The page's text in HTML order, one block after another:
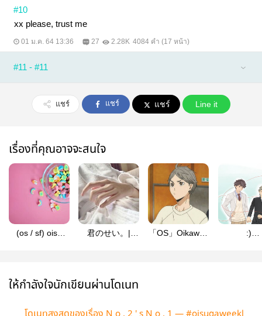
#10
xx please, trust me
01 ม.ค. 64 13:36 27 2.28K 4084 คำ (17 หน้า)
#11 - #11
แชร์ แชร์ แชร์ Line it
เรื่องที่คุณอาจจะสนใจ
(os / sf) oisg
君のせい。|
「OS」Oikawa ,
:)
ให้กำลังใจนักเขียนผ่านโดเนท